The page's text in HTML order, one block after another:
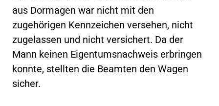
aus Dormagen war nicht mit den
zugehörigen Kennzeichen versehen, nicht
zugelassen und nicht versichert. Da der
Mann keinen Eigentumsnachweis erbringen
konnte, stellten die Beamten den Wagen
sicher.